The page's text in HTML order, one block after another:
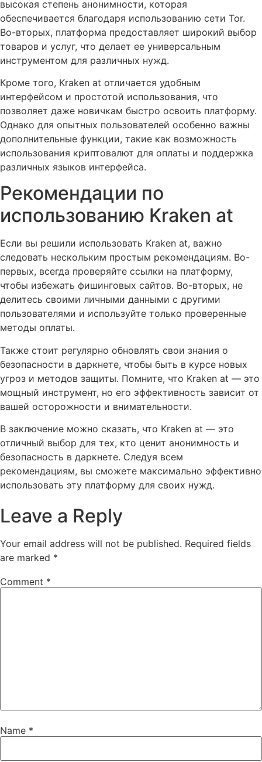
высокая степень анонимности, которая
обеспечивается благодаря использованию сети Tor.
Во-вторых, платформа предоставляет широкий выбор
товаров и услуг, что делает ее универсальным
инструментом для различных нужд.
Кроме того, Kraken at отличается удобным
интерфейсом и простотой использования, что
позволяет даже новичкам быстро освоить платформу.
Однако для опытных пользователей особенно важны
дополнительные функции, такие как возможность
использования криптовалют для оплаты и поддержка
различных языков интерфейса.
Рекомендации по
использованию Kraken at
Если вы решили использовать Kraken at, важно
следовать нескольким простым рекомендациям. Во-
первых, всегда проверяйте ссылки на платформу,
чтобы избежать фишинговых сайтов. Во-вторых, не
делитесь своими личными данными с другими
пользователями и используйте только проверенные
методы оплаты.
Также стоит регулярно обновлять свои знания о
безопасности в даркнете, чтобы быть в курсе новых
угроз и методов защиты. Помните, что Kraken at — это
мощный инструмент, но его эффективность зависит от
вашей осторожности и внимательности.
В заключение можно сказать, что Kraken at — это
отличный выбор для тех, кто ценит анонимность и
безопасность в даркнете. Следуя всем
рекомендациям, вы сможете максимально эффективно
использовать эту платформу для своих нужд.
Leave a Reply
Your email address will not be published. Required fields
are marked *
Comment *
Name *